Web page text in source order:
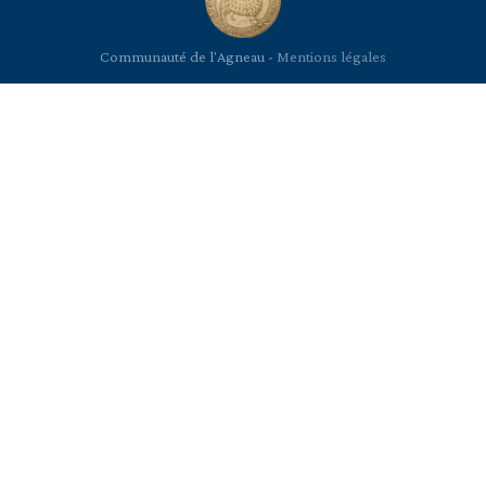
Communauté de l'Agneau - Mentions légales